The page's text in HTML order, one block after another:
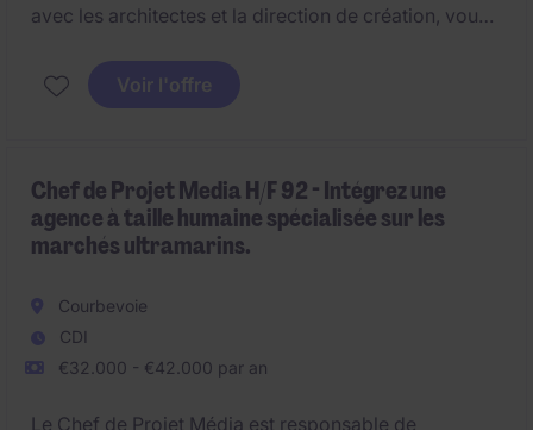
avec les architectes et la direction de création, vous
projets.
Voir l'offre
Chef de Projet Media H/F 92 - Intégrez une
agence à taille humaine spécialisée sur les
marchés ultramarins.
Courbevoie
CDI
€32.000 - €42.000 par an
Le Chef de Projet Média est responsable de